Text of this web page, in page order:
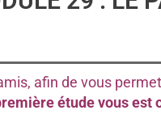
afin de vous
étude vous